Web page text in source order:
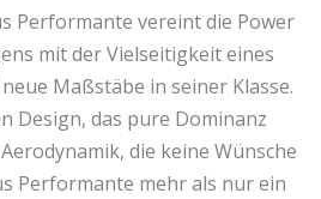
Performante vereint die Power
mit der Vielseitigkeit eines
Maßstäbe in seiner Klasse.
Design, das pure Dominanz
die keine Wünsche
Performante mehr als nur ein